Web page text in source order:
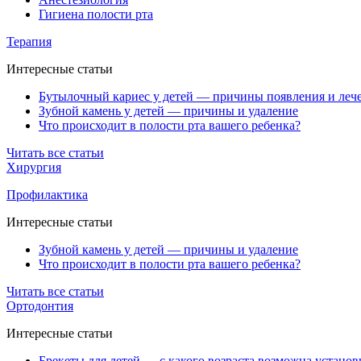
Гигиена полости рта
Терапия
Интересные статьи
Бутылочный кариес у детей — причины появления и
Зубной камень у детей — причины и удаление
Что происходит в полости рта вашего ребенка?
Читать все статьи
Хирургия
Профилактика
Интересные статьи
Зубной камень у детей — причины и удаление
Что происходит в полости рта вашего ребенка?
Читать все статьи
Ортодонтия
Интересные статьи